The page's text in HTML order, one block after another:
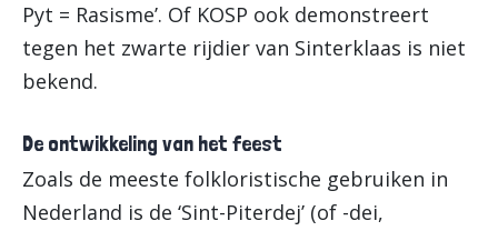
Pyt = Rasisme’. Of KOSP ook demonstreert
tegen het zwarte rijdier van Sinterklaas is niet
bekend.
De ontwikkeling van het feest
Zoals de meeste folkloristische gebruiken in
Nederland is de ‘Sint-Piterdej’ (of -dei,